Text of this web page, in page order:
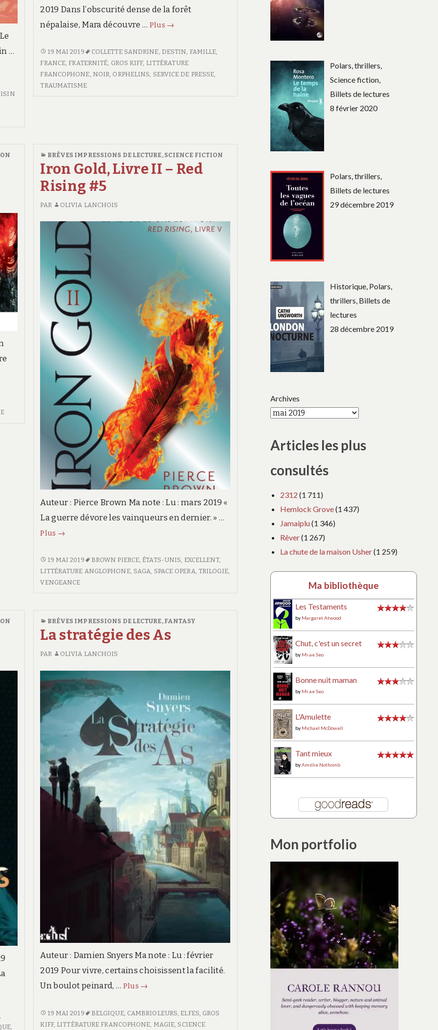
…
2019 Dans l’obscurité dense de la forêt
népalaise, Mara découvre … Plus Animal
→
ANIMAL
19 MAI 2019 COLLETTE SANDRINE DESTIN FAMILLE
FRANCE FRATERNITÉ GROS KIFF, LITTÉRATURE
FRANCOPHONE NOIR ORPHELINS SERVICE DE PRESSE
TRAUMATISME
BRÈVES IMPRESSIONS DE LECTURE, SCIENCE FICTION
Iron Gold, Livre II – Red
Rising #5
PAR OLIVIA LANCHOIS
Auteur : Pierce Brown Ma note : Lu : mars 2019 «
La guerre dévore les vainqueurs en dernier. » …
Plus Iron
Livre
II
–
→
IRON
GOLD,
LIVRE
#5
19 MAI 2019 BROWN PIERCE ÉTATS-UNIS EXCELLENT,
LITTÉRATURE ANGLOPHONE, SAGA SPACE OPERA TRILOGIE,
VENGEANCE
,
,
BRÈVES IMPRESSIONS DE LECTURE, FANTASY
La stratégie des As
PAR OLIVIA LANCHOIS
Auteur : Damien Snyers Ma note : Lu : février
2019 Pour vivre, certains choisissent la facilité.
Un boulot peinard, … Plus La
des
As
→
LA
STRATÉGIE
19 MAI 2019 BELGIQUE, CAMBRIOLEURS ELFES GROS
KIFF, LITTÉRATURE FRANCOPHONE MAGIE SCIENCE
Polars, thrillers,
Science fiction,
Billets de lectures
8 février 2020
Polars, thrillers,
Billets de lectures
29 décembre 2019
Historique, Polars,
thrillers, Billets de
lectures
28 décembre 2019
Archives
Articles les plus
consultés
2312 (1 711)
Hemlock Grove(1 437)
Jamaiplu(1 346)
Rêver(1 267)
La chute de la maison Usher(1 259)
Ma bibliothèque
Les Testaments
by Margaret Atwood
Chut, c'est un secret
by Mi-ae Seo
Bonne nuit maman
by Mi-ae Seo
L'Amulette
by Michael McDowell
Tant mieux
byAmélie Nothomb
Mon portfolio